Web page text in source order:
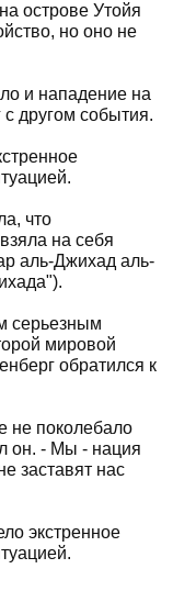
острове Утойя
но оно не
и нападение на
другом события.
что
на себя
аль-Джихад аль-
серьезным
мировой
обратился к
не поколебало
он. - Мы - нация
заставят нас
экстренное